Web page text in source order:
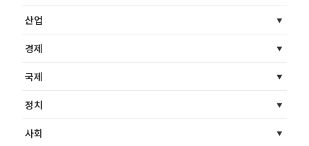
산업
경제
국제
정치
사회